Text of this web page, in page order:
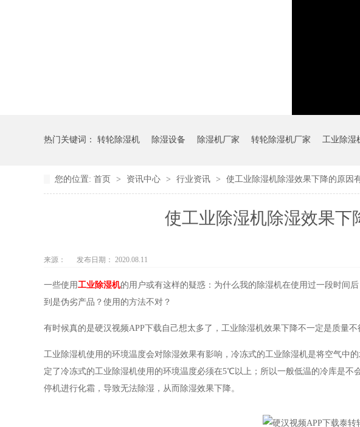
热门关键词： 转轮除湿机 除湿设备 除湿机厂家 转轮除湿机厂家 工业除湿
您的位置: 首页 > 资讯中心 > 行业资讯 > 使工业除湿机除湿效果下降的原因
使工业除湿机除湿效果下
来源： 发布日期： 2020.08.11
一些使用工业除湿机的用户或有这样的疑惑：为什么我的除湿机在使用过一段时间
到是伪劣产品？使用的方法不对？
有时候真的是硬汉视频APP下载自己想太多了，工业除湿机效果下降不一定是质量
工业除湿机使用的环境温度会对除湿效果有影响，冷冻式的工业除湿机是将空气中
定了冷冻式的工业除湿机使用的环境温度必须在5℃以上；所以一般低温的冷库是
停机进行化霜，导致无法除湿，从而除湿效果下降。